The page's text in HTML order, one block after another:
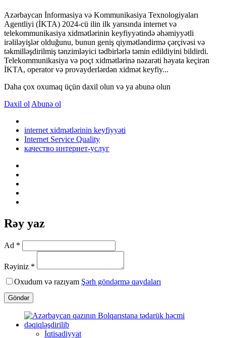
Azərbaycan İnformasiya və Kommunikasiya Texnologiyaları
Agentliyi (İKTA) 2024-cü ilin ilk yarısında internet və
telekommunikasiya xidmətlərinin keyfiyyətində əhəmiyyətli
irəliləyişlər olduğunu, bunun geniş qiymətləndirmə çərçivəsi və
təkmilləşdirilmiş tənzimləyici tədbirlərlə təmin edildiyini bildirdi.
Telekommunikasiya və poçt xidmətlərinə nəzarəti həyata keçirən
İKTA, operator və provayderlərdən xidmət keyfiy...
Daha çox oxumaq üçün daxil olun və ya abunə olun
Daxil ol Abunə ol
internet xidmətlərinin keyfiyyəti
Internet Service Quality
качество интернет-услуг
Rəy yaz
Ad *
Rəyiniz *
Oxudum və razıyam Şərh göndərmə qaydaları
Göndər
İqtisadiyyat